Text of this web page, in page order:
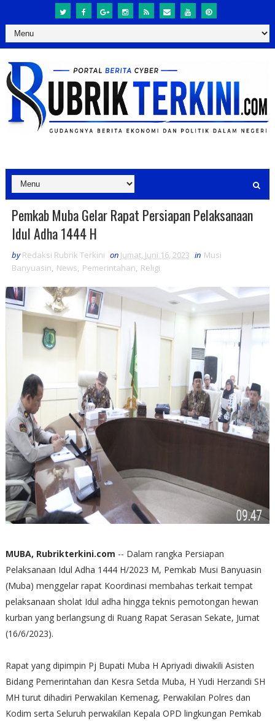
Pemkab Muba Gelar Rapat Persiapan Pelaksanaan
Idul Adha 1444 H
by Redaksi Rubrik Terkini on Jumat, Juni 16, 2023 in Musi
Banyuasin, News, Pemerintahan, Religi
MUBA, Rubrikterkini.com -- Dalam rangka Persiapan
Pelaksanaan Idul Adha 1444 H/2023 M, Pemkab Musi Banyuasin
(Muba) menggelar rapat Koordinasi membahas terkait tempat
pelaksanaan sholat Idul adha hingga teknis pemotongan hewan
kurban yang berlangsung di Ruang Rapat Serasan Sekate, Jumat
(16/6/2023).
Rapat yang dipimpin Pj Bupati Muba H Apriyadi diwakili Asisten
Bidang Pemerintahan dan Kesra Setda Muba, H Yudi Herzandi SH
MH turut dihadiri Perwakilan Kemenag, Perwakilan Polres dan
Kodim serta Seluruh perwakilan Kepala OPD lingkungan Pemkab